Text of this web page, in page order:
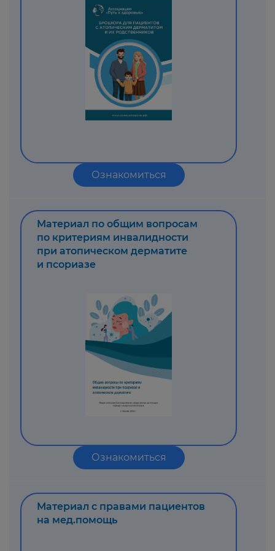
Ознакомиться
Материал по общим вопросам
по критериям инвалидности
при атопическом дерматите
и псориазе
Ознакомиться
Материал с правами пациентов
на мед.помощь